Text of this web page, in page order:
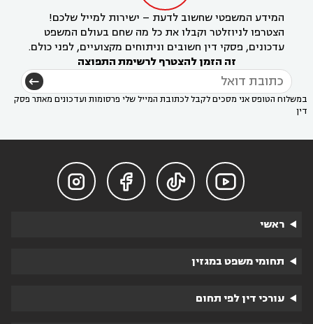
המידע המשפטי שחשוב לדעת – ישירות למייל שלכם!
הצטרפו לניוזלטר וקבלו את כל מה שחם בעולם המשפט
עדכונים, פסקי דין חשובים וניתוחים מקצועיים, לפני כולם.
זה הזמן להצטרף לרשימת התפוצה
במשלוח הטופס אני מסכים לקבל לכתובת המייל שלי פרסומות ועדכונים מאתר פסק
דין




ראשי
תחומי משפט במגזין
עורכי דין לפי תחום